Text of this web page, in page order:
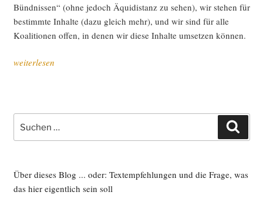
Bünd­nis­sen“ (ohne jedoch Äqui­di­stanz zu sehen), wir ste­hen für
bestimm­te Inhal­te (dazu gleich mehr), und wir sind für alle
Koali­tio­nen offen, in denen wir die­se Inhal­te umset­zen können.
„Ein
Grün
ist
vom
Län­
weiterlesen
nach:
Über dieses Blog ... oder: Textempfehlungen und die Frage, was
das hier eigentlich sein soll